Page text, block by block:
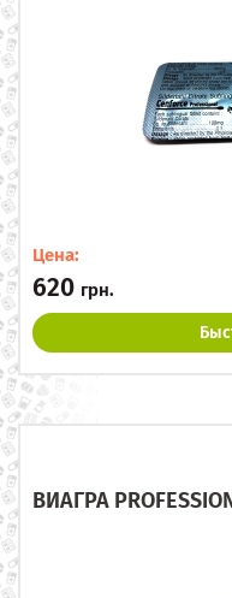
Цена:
620 грн.
ВИАГРА